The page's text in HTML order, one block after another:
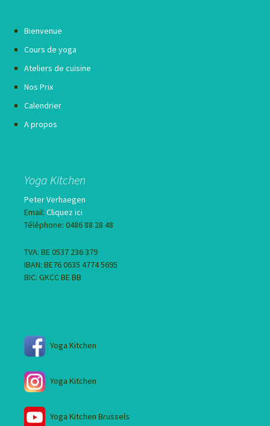
Bienvenue
Cours de yoga
Ateliers de cuisine
Nos Prix
Calendrier
A propos
Yoga Kitchen
Peter Verhaegen
Email: Cliquez ici
Téléphone: 0486 88 28 48
TVA: BE 0537 236 379
IBAN: BE76 0635 4774 5695
BIC: GKCC BE BB
Yoga Kitchen
Yoga Kitchen
Yoga Kitchen Brussels